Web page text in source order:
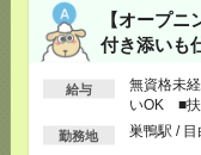
【オープ
付き添いも
給与
無資格未
いOK ■扶
以上
勤務地 巣鴨駅 / 目
[給 与]
無資格未経験
OK ■扶養内OK ■日収
[交通費]
交通費全額支給
錦糸町駅/とう